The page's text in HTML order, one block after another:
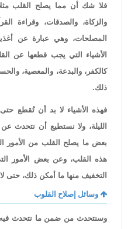
فلا شك أن مما يصلح القلب
والزكاة، والصدقات، وقراءة
المصلحات، وهي عبارة عن
الأشياء التي يجب قطعها عن
كالكفر، والبدعة، والمعصية،
ذلك.
فهذه الأشياء لا بد أن تُقطع
الليلة، ولا نستطيع أن نتحدث
بعض ما يصلح القلب من الأمور
هذه القلب، وعن بعض الأمور
التخفيف منها ما أمكن ذلك، حتى
وسائل إصلاح القلوب
وسنتحدث من ضمن ما نتحدث فيه